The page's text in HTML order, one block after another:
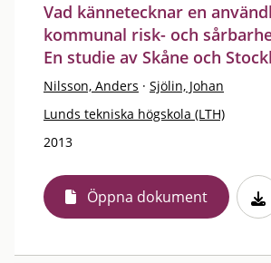
Vad kännetecknar en
kommunal risk- och
En studie av Skåne och
Nilsson, Anders · Sjölin, Johan
Lunds tekniska högskola (LTH)
2013
Öppna dokument